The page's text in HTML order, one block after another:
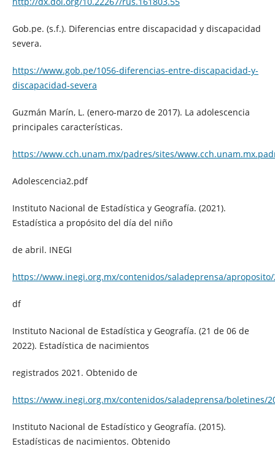
Gob.pe. (s.f.). Diferencias entre discapacidad y discapacidad
severa.
https://www.gob.pe/1056-diferencias-entre-discapacidad-y-
discapacidad-severa
Guzmán Marín, L. (enero-marzo de 2017). La adolescencia
principales características.
https://www.cch.unam.mx/padres/sites/
Adolescencia2.pdf
Instituto Nacional de Estadística y Geografía. (2021).
Estadística a propósito del día del niño
de abril. INEGI
https://www.inegi.org.mx/contenidos/saladeprensa/aproposito/
df
Instituto Nacional de Estadística y Geografía. (21 de 06 de
2022). Estadística de nacimientos
registrados 2021. Obtenido de
https://www.inegi.org.mx/contenidos/saladeprensa/boletines/
Instituto Nacional de Estadístico y Geografía. (2015).
Estadísticas de nacimientos. Obtenido